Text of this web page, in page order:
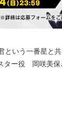
という一番星と
ター役 岡咲美